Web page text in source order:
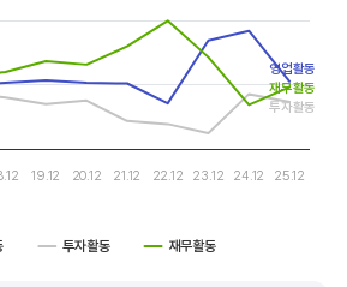
회전일수 + 재고자산 회전일수 - 매입채무 회전일수로
는 제품 판매 후 거래처로부터 현금으로 회수하는데 걸리는
. 재고자산 회전일수는 원재료를 매입해 생산, 판매할
displaying values. Data ranges from -
투자활동 재무활동
19.12 20.12 21.12 22.12 23.12 24.12 25.12
영업활동
투자활동
재무활동